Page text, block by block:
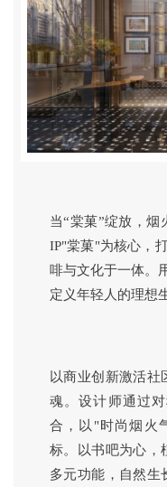
当“棠菓”绽放，烟
IP"棠菓"为核心，
啡与文化于一体。
定义年轻人的理想
以商业创新激活社
魂。设计师通过
合，以"时尚烟火
标。以书吧为心，
多元功能，自然生